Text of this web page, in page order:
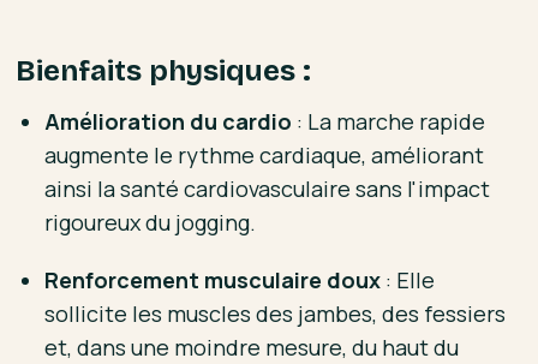
Bienfaits physiques :
Amélioration du cardio : La marche rapide
augmente le rythme cardiaque, améliorant
ainsi la santé cardiovasculaire sans l'impact
rigoureux du jogging.
Renforcement musculaire doux : Elle
sollicite les muscles des jambes, des fessiers
et, dans une moindre mesure, du haut du